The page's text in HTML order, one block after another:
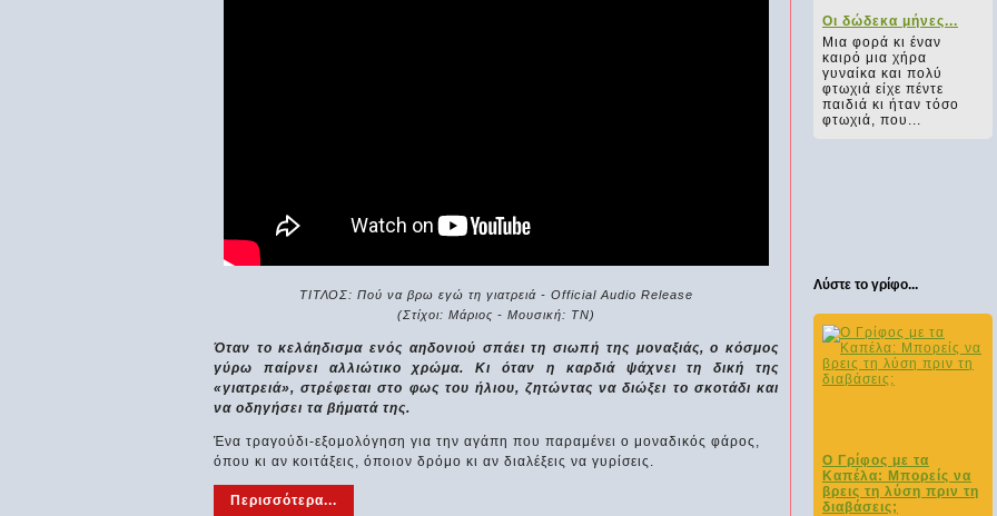
ΤΙΤΛΟΣ: Πού να βρω εγώ τη γιατρειά - Official Audio Release
(Στίχοι: Μάριος - Μουσική: ΤΝ)
Όταν το κελάηδισμα ενός αηδονιού σπάει τη σιωπή της μοναξιάς, ο κόσμος
γύρω παίρνει αλλιώτικο χρώμα. Κι όταν η καρδιά ψάχνει τη δική της
«γιατρειά», στρέφεται στο φως του ήλιου, ζητώντας να διώξει το σκοτάδι και
να οδηγήσει τα βήματά της.
Ένα τραγούδι-εξομολόγηση για την αγάπη που παραμένει ο μοναδικός φάρος,
όπου κι αν κοιτάξεις, όποιον δρόμο κι αν διαλέξεις να γυρίσεις.
Περισσότερα...
Οι δώδεκα μήνες...
Μια φορά κι έναν
καιρό μια χήρα
γυναίκα και πολύ
φτωχιά είχε πέντε
παιδιά κι ήταν τόσο
φτωχιά, που...
Λύστε το γρίφο...
Ο Γρίφος με τα
Καπέλα: Μπορείς να
βρεις τη λύση πριν τη
διαβάσεις;